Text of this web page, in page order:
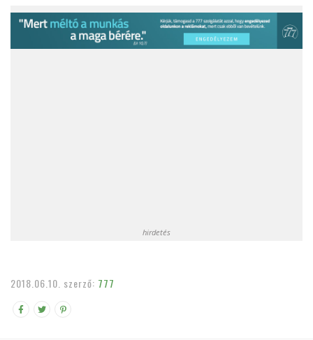
hirdetés
2018.06.10. szerző: 777